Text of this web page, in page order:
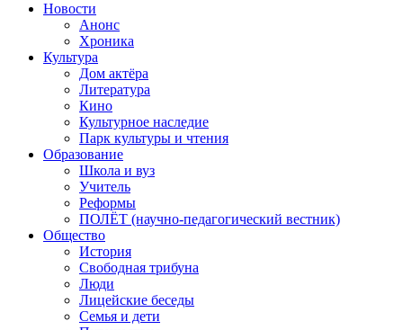
Новости
Анонс
Хроника
Культура
Дом актёра
Литература
Кино
Культурное наследие
Парк культуры и чтения
Образование
Школа и вуз
Учитель
Реформы
ПОЛЁТ (научно-педагогический вестник)
Общество
История
Свободная трибуна
Люди
Лицейские беседы
Семья и дети